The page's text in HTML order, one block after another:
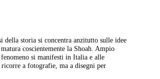
della storia si concentra anzitutto sulle idee
coscientemente la Shoah. Ampio
si manifesti in Italia e alle
a fotografie, ma a disegni per